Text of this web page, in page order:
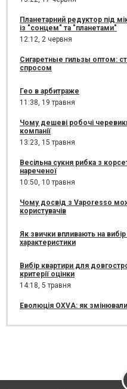
Планетарний редуктор під
із "сонцем" та "планетами"
12:12, 2 червня
Сигаретные гильзы оптом:
спросом
Гео в арбитраже
11:38, 19 травня
Чому дешеві робочі
компанії
13:23, 15 травня
Весільна сукня рибка з
нареченої
10:50, 10 травня
Чому досвід з Vaporesso
користувачів
Як звички впливають на
характеристики
Вибір квартири для
критерії оцінки
14:18, 5 травня
Еволюція OXVA: як